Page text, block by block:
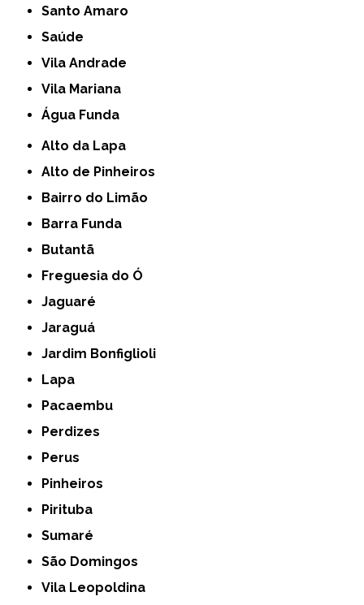
Santo Amaro
Saúde
Vila Andrade
Vila Mariana
Água Funda
Alto da Lapa
Alto de Pinheiros
Bairro do Limão
Barra Funda
Butantã
Freguesia do Ó
Jaguaré
Jaraguá
Jardim Bonfiglioli
Lapa
Pacaembu
Perdizes
Perus
Pinheiros
Pirituba
Sumaré
São Domingos
Vila Leopoldina